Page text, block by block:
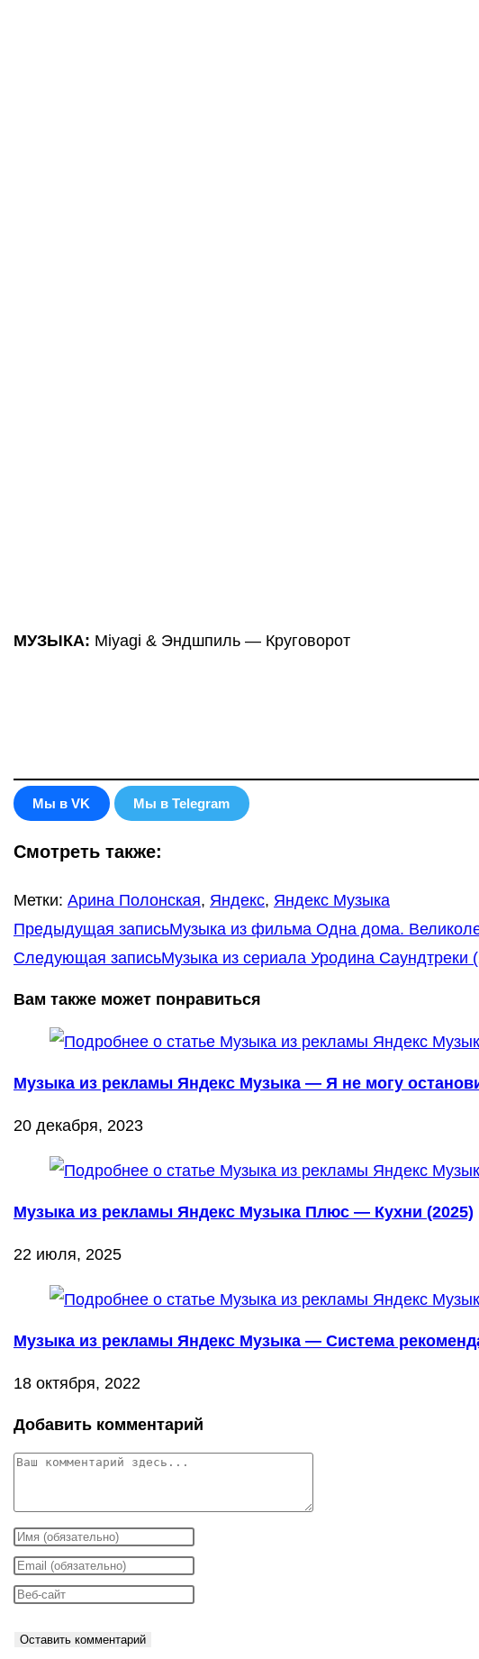
МУЗЫКА: Miyagi & Эндшпиль — Круговорот
Мы в VK Мы в Telegram
Смотреть также:
Метки: Арина Полонская, Яндекс, Яндекс Музыка
Еще
статьи
Предыдущая записьМузыка из фильма Одна дома.
Следующая записьМузыка из сериала Уродина Саундтреки
Вам также может понравиться
Музыка из рекламы Яндекс Музыка — Я не могу
20 декабря, 2023
Музыка из рекламы Яндекс Музыка Плюс — Кухни (2025)
22 июля, 2025
Музыка из рекламы Яндекс Музыка — Система
18 октября, 2022
Добавить комментарий
Комментарий
Введите
свое
имя
имя
Введите
свой
адрес,
Введите
вашего